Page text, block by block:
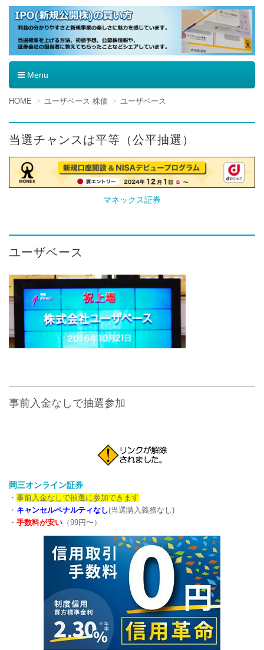
IPO（新規公開株）の買い方
Menu
コ
テ
ン
ツ
へ
移
動
HOME ユーザベース 株価 ユーザベース
当選チャンスは平等（公平抽選）
マネックス証券
ユーザベース
事前入金なしで抽選参加
岡三オンライン証券
・ 事前入金なしで抽選に参加できます
・ キャンセルペナルティなし(当選購入義務なし)
・ 手数料が安い （99円〜）